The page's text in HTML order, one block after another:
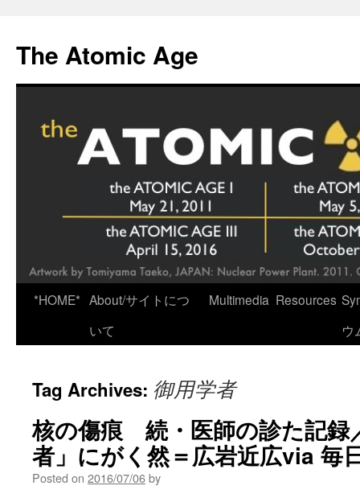
content
The Atomic Age
*HOME* About/サイトにつ
いて
Multimedia Resources
ウ
Tag Archives: 御用学者
核の傷痕 続・医師の診た記
者」にがく然＝広岩近広via 毎
Posted on 2016/07/06by